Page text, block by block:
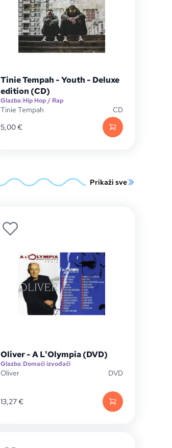
Tinie Tempah - Youth - Deluxe
edition (CD)
Glazba|Hip Hop / Rap
Tinie Tempah
CD
5,00€
Prikaži sve
Oliver - A L'Olympia (DVD)
Glazba|Domaći izvođači
Oliver DVD
13,27€